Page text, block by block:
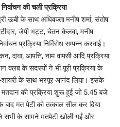
की चली प्रक्रिया
ऊबी के साथ अधिवक्ता मनीष शर्मा, संतोष
जेपी भट्ट, चेतन केलवा, मनीष
प्रक्रिया निर्विरोध सम्पन्न करवाई।
दावा, आपत्ति, नाम वापसी आदि प्रक्रिया
क्लब के सदस्यों ने भी पूरी प्रक्रिया के
शायरी के साथ भरपूर आनंद लिया। इसके
मतदान की प्रक्रिया शुरू हुई जो 5.45 बजे
मत पेटी को तत्काल सील कर दिया
सभी के सामने मतपेटी खोली गईं और